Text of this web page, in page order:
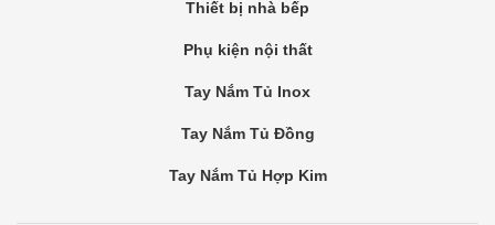
Thiết bị nhà bếp
Phụ kiện nội thất
Tay Nắm Tủ Inox
Tay Nắm Tủ Đồng
Tay Nắm Tủ Hợp Kim